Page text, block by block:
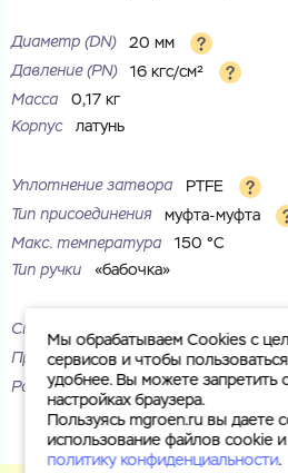
Cоглашаюсь на обработку
Cоглашаюсь на обработку
ОТПРАВИТЬ
Файл с реквизитами огранизации
ГОТОВО
Диаметр (DN)
20 мм
Давление (РN)
16 кгс/см²
Масса
0,17 кг
Корпус
латунь
Уплотнение затвора
PTFE
Тип присоединения
муфта-муфта
Макс. температура
150 °С
Тип ручки
«бабочка»
Степень защиты
Проход полный
Рабочая среда вода, пар, жидкие
Мы обрабатываем Cookies с
сервисов и чтобы
удобнее. Вы можете запретить
настройках браузера.
Пользуясь mgroen.ru вы даете
использование файлов cookie
политику конфиденциальности.